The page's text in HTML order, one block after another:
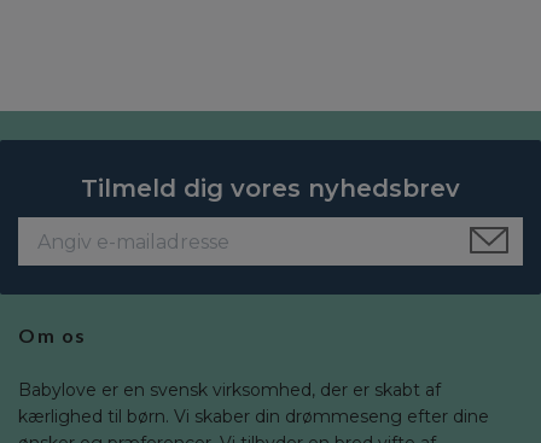
Tilmeld dig vores nyhedsbrev
Om os
Babylove er en svensk virksomhed, der er skabt af
kærlighed til børn. Vi skaber din drømmeseng efter dine